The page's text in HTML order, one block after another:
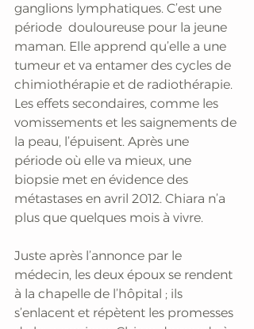
ganglions lymphatiques. C’est une
période  douloureuse pour la jeune
maman. Elle apprend qu’elle a une
tumeur et va entamer des cycles de
chimiothérapie et de radiothérapie.
Les effets secondaires, comme les
vomissements et les saignements de
la peau, l’épuisent. Après une
période où elle va mieux, une
biopsie met en évidence des
métastases en avril 2012. Chiara n’a
plus que quelques mois à vivre.
Juste après l’annonce par le
médecin, les deux époux se rendent
à la chapelle de l’hôpital ; ils
s’enlacent et répètent les promesses